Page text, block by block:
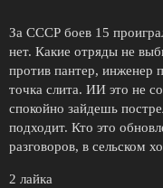
За СССР боев 15
нет. Какие отряды не
против пантер, инженер
точка слита. ИИ это не
спокойно зайдешь
подходит. Кто это
разговоров, в сельском
2 лайка